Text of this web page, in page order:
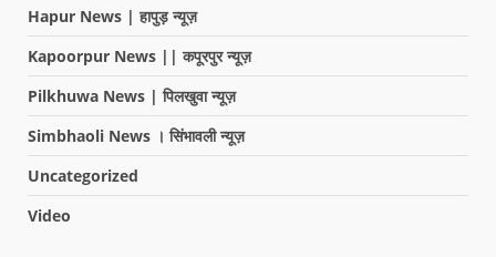
Hapur News | हापुड़ न्यूज़
Kapoorpur News || कपूरपुर न्यूज़
Pilkhuwa News | पिलखुवा न्यूज़
Simbhaoli News । सिंभावली न्यूज़
Uncategorized
Video